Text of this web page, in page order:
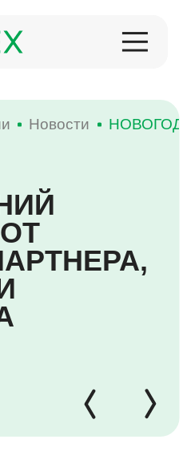
ИЗДЕЛИЯ
ПРОДУКЦИЯ
Новости